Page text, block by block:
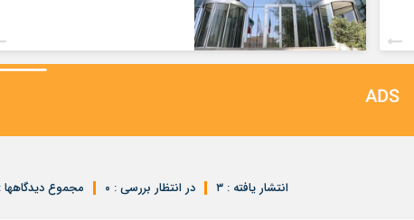
مجموع دیدگاهها در انتظار بررسی : ۰ انتشار یافته : ۳